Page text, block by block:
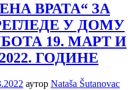
ВРАТА“ ЗА
У ДОМУ
19. МАРТ И
ГОДИНЕ
аутор Nataša Šutanovac